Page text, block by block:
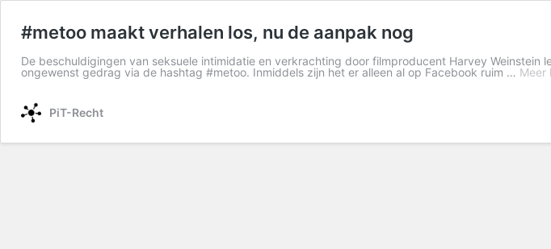
#metoo maakt verhalen los, nu de aanpak nog
De beschuldigingen van seksuele intimidatie en verkrachting door filmproducent Harvey
ongewenst gedrag via de hashtag #metoo. Inmiddels zijn het er alleen al op Facebook ruim … Meer
PiT-Recht